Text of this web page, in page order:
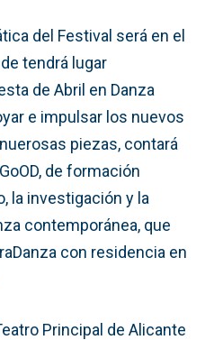
del Festival será en el
tendrá lugar
de Abril en Danza
e impulsar los nuevos
piezas, contará
de formación
la investigación y la
contemporánea, que
con residencia en
Principal de Alicante